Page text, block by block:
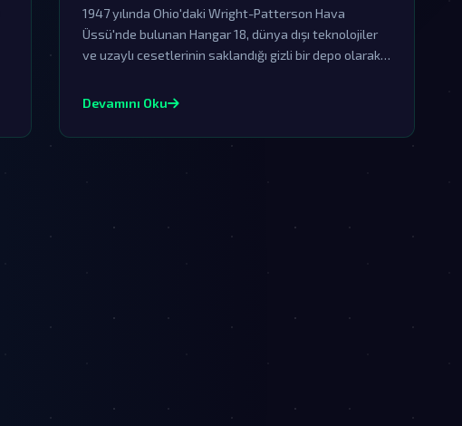
1947 yılında Ohio'daki Wright-Patterson Hava
Üssü'nde bulunan Hangar 18, dünya dışı teknolojiler
ve uzaylı cesetlerinin saklandığı gizli bir depo olarak
yalanlanan bu efsane, gerçeklerin üzerinin
Devamını Oku